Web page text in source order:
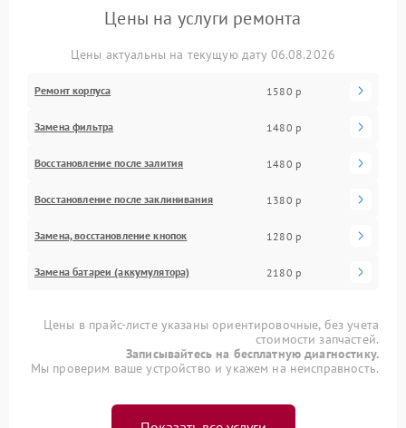
Цены на услуги ремонта
Цены актуальны на текущую дату 06.08.2026
Ремонт корпуса 1580 р
Замена фильтра 1480 р
Восстановление после залития 1480 р
Восстановление после заклинивания 1380 р
Замена, восстановление кнопок 1280 р
Замена батареи (аккумулятора) 2180 р
Цены в прайс-листе указаны ориентировочные, без учета
стоимости запчастей.
Записывайтесь на бесплатную диагностику.
Мы проверим ваше устройство и укажем на неисправность.